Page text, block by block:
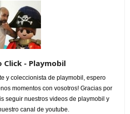
Click - Playmobil
y coleccionista de playmobil, espero
momentos con vosotros! Gracias por
seguir nuestros videos de playmobil y
canal de youtube.